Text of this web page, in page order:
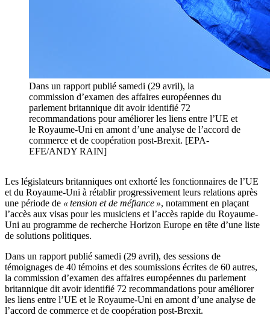
Dans un rapport publié samedi (29 avril), la
commission d’examen des affaires européennes du
parlement britannique dit avoir identifié 72
recommandations pour améliorer les liens entre l’UE et
le Royaume-Uni en amont d’une analyse de l’accord de
commerce et de coopération post-Brexit. [EPA-
EFE/ANDY RAIN]
Les législateurs britanniques ont exhorté les fonctionnaires de l’UE
et du Royaume-Uni à rétablir progressivement leurs relations après
une période de « tension et de méfiance », notamment en plaçant
l’accès aux visas pour les musiciens et l’accès rapide du Royaume-
Uni au programme de recherche Horizon Europe en tête d’une liste
de solutions politiques.
Dans un rapport publié samedi (29 avril), des sessions de
témoignages de 40 témoins et des soumissions écrites de 60 autres,
la commission d’examen des affaires européennes du parlement
britannique dit avoir identifié 72 recommandations pour améliorer
les liens entre l’UE et le Royaume-Uni en amont d’une analyse de
l’accord de commerce et de coopération post-Brexit.